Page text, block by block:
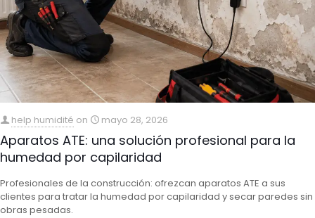
help humidité on mayo 28, 2026
Aparatos ATE: una solución profesional para la
humedad por capilaridad
Profesionales de la construcción: ofrezcan aparatos ATE a sus
clientes para tratar la humedad por capilaridad y secar paredes sin
obras pesadas.